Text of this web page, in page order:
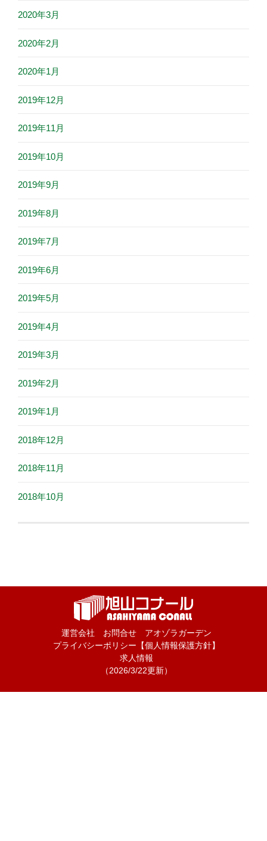
2020年3月
2020年2月
2020年1月
2019年12月
2019年11月
2019年10月
2019年9月
2019年8月
2019年7月
2019年6月
2019年5月
2019年4月
2019年3月
2019年2月
2019年1月
2018年12月
2018年11月
2018年10月
運営会社 お問合せ
アオゾラガーデン
プライバシーポリシー【個人情報保護方針】
求人情報
（2026/3/22更新）